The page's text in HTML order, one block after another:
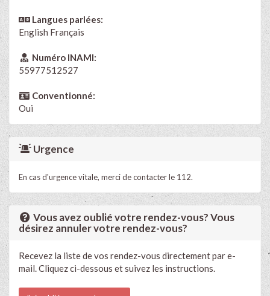
Langues parlées:
English Français
Numéro INAMI:
55977512527
Conventionné:
Oui
Urgence
En cas d'urgence vitale, merci de contacter le 112.
Vous avez oublié votre rendez-vous? Vous
désirez annuler votre rendez-vous?
Recevez la liste de vos rendez-vous directement par e-
mail. Cliquez ci-dessous et suivez les instructions.